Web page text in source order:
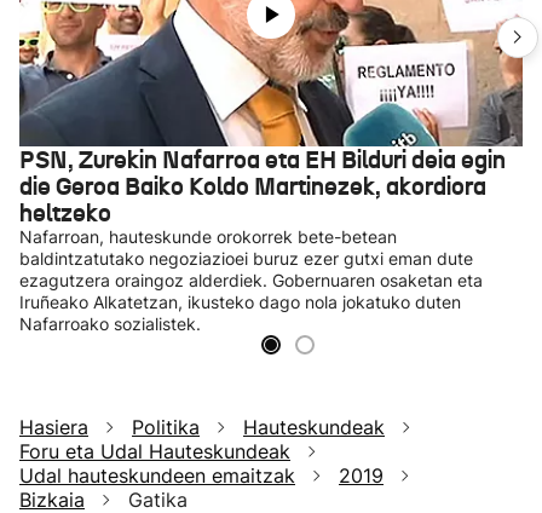
PSN, Zurekin Nafarroa eta EH Bilduri deia egin
die Geroa Baiko Koldo Martinezek, akordiora
heltzeko
Nafarroan, hauteskunde orokorrek bete-betean
baldintzatutako negoziazioei buruz ezer gutxi eman dute
ezagutzera oraingoz alderdiek. Gobernuaren osaketan eta
Iruñeako Alkatetzan, ikusteko dago nola jokatuko duten
Nafarroako sozialistek.
Hasiera Politika
Hauteskundeak
Foru eta Udal Hauteskundeak
Udal hauteskundeen emaitzak
2019
Bizkaia
Gatika